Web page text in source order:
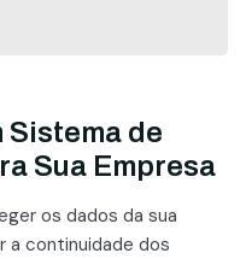
Sistema de
Sua Empresa
os dados da sua
a continuidade dos